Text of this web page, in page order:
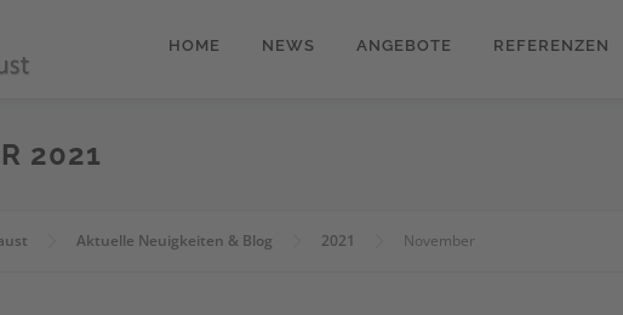
HOME NEWS ANGEBOTE REFERENZEN
2021
Aktuelle Neuigkeiten & Blog 2021 November